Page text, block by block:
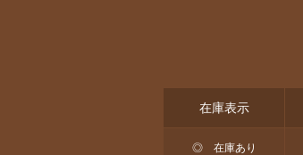
在庫表示
◎ 在庫あり